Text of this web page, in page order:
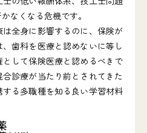
なくなる危機です。
全身に影響するのに、保険が
歯科を医療と認めないに等し
して保険医療と認めるべきで
診療が当たり前とされてきた
る多職種を知る良い学習材料